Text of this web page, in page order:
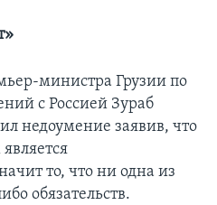
министра Грузии по
с Россией Зураб
недоумение заявив, что
то, что ни одна из
обязательств.